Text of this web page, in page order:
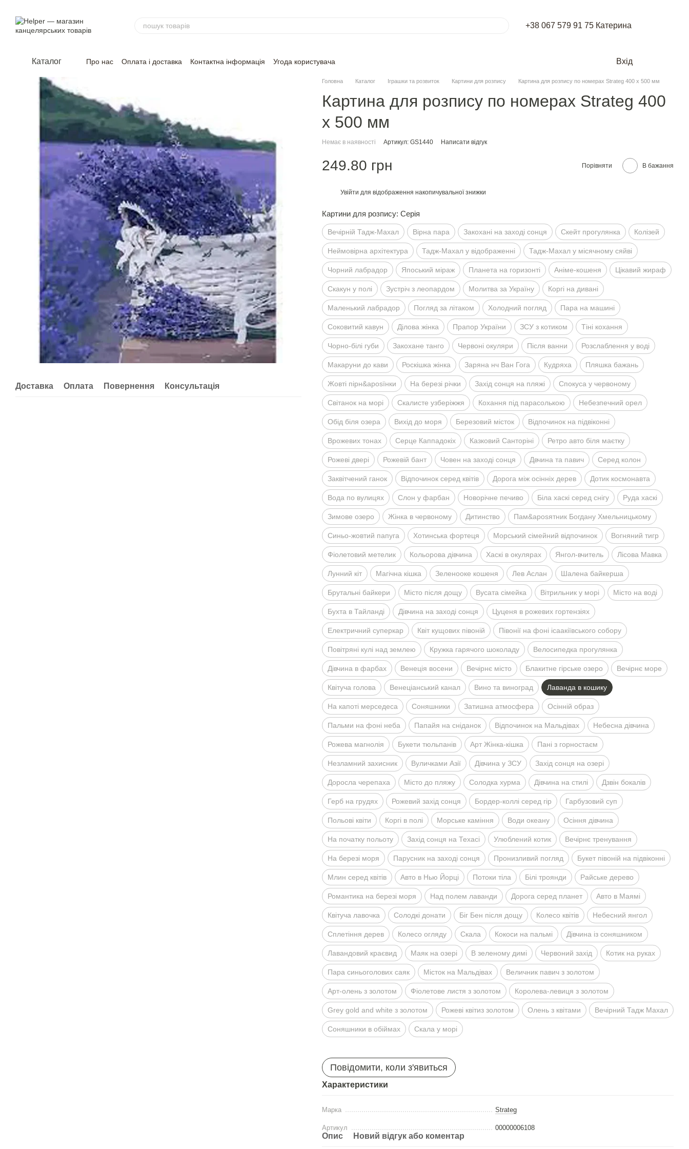
+38 067 579 91 75 Катерина
Каталог Про нас Оплата і доставка Контактна інформація Угода користувача Вхід
Доставка Оплата Повернення Консультація
Головна Каталог Іграшки та розвиток Картини для розпису Картина для розпису по номерах Strateg 400 х 500 мм
Картина для розпису по номерах Strateg 400
х 500 мм
Немає в наявності Артикул: GS1440 Написати відгук
249.80 грн Порівняти В бажання
Увійти для відображення накопичувальної знижки
Картини для розпису: Серія
Вечiрнiй Тадж-Махал Вiрна пара Закоханi на заходi сонця Скейт прогулянка Колiзей
Неймовiрна архiтектура Тадж-Махал у вiдображеннi Тадж-Махал у мiсячному сяйвi
Чорний лабрадор Япоський мiраж Планета на горизонтi Анiме-кошеня Цiкавий жираф
Скакун у полi Зустрiч з леопардом Молитва за Україну Коргi на диванi
Маленький лабрадор Погляд за лiтаком Холодний погляд Пара на машинi
Соковитий кавун Дiлова жiнка Прапор України ЗСУ з котиком Тiнi кохання
Чорно-бiлi губи Закохане танго Червонi окуляри Пiсля ванни Розслаблення у водi
Макаруни до кави Роскiшка жiнка Заряна нч Ван Гога Кудряха Пляшка бажань
Жовтi пiрн&aposїнки На березi рiчки Захiд сонця на пляжi Спокуса у червоному
Свiтанок на морi Скалисте узберiжжя Кохання пiд парасолькою Небезпечний орел
Обiд бiля озера Вихiд до моря Березовий мiсток Вiдпочинок на пiдвiконнi
Врожевих тонах Серце Каппадокiх Казковий Санторiнi Ретро авто бiля маєтку
Рожевi дверi Рожевiй бант Човен на заходi сонця Двчина та павич Серед колон
Заквiтчений ганок Вiдпочинок серед квiтiв Дорога мiж осiннiх дерев Дотик космонавта
Вода по вулицях Слон у фарбан Новорiчне печиво Бiла хаскi серед снiгу Руда хаскi
Зимове озеро Жiнка в червоному Дитинство Пам&aposятник Богдану Хмельницькому
Синьо-жовтий папуга Хотинська фортеця Морський сiмейний вiдпочинок Вогняний тигр
Фiолетовий метелик Кольорова дiвчина Хаскi в окулярах Янгол-вчитель Лiсова Мавка
Лунний кiт Магiчна кiшка Зеленооке кошеня Лев Аслан Шалена байкерша
Брутальнi байкери Мiсто пiсля дощу Вусата сiмейка Вiтрильник у морi Мiсто на водi
Бухта в Тайландi Дiвчина на заходi сонця Цуценя в рожевих гортензiях
Електричний суперкар Квiт кущових пiвонiй Пiвонiї на фонi iсаакiївського собору
Повiтрянi кулi над землею Кружка гарячого шоколаду Велосипедка прогулянка
Дiвчина в фарбах Венецiя восени Вечiрнє мiсто Блакитне гiрське озеро Вечiрнє море
Квiтуча голова Венецiанський канал Вино та виноград Лаванда в кошику
На капотi мерседеса Соняшники Затишна атмосфера Осiннiй образ
Пальми на фонi неба Папайя на снiданок Вiдпочинок на Мальдiвах Небесна дiвчина
Рожева магнолiя Букети тюльпанiв Арт Жiнка-кiшка Панi з горностаєм
Незламний захисник Вуличками Азiї Дiвчина у ЗСУ Захiд сонця на озерi
Доросла черепаха Мiсто до пляжу Солодка хурма Дiвчина на стилi Дзвiн бокалiв
Герб на грудях Рожевий захiд сонця Бордер-коллi серед гiр Гарбузовий суп
Польовi квiти Коргi в полi Морське камiння Води океану Осiння дiвчина
На початку польоту Захiд сонця на Техасi Улюблений котик Вечiрнє тренування
На березi моря Парусник на заходi сонця Пронизливий погляд Букет пiвонiй на пiдвiконнi
Млин серед квiтiв Авто в Нью Йорцi Потоки тiла Бiлi троянди Райське дерево
Романтика на березi моря Над полем лаванди Дорога серед планет Авто в Маямi
Квiтуча лавочка Солодкi донати Бiг Бен пiсля дощу Колесо квiтiв Небесний янгол
Сплетiння дерев Колесо огляду Скала Кокоси на пальмi Дiвчина iз соняшником
Лавандовий краєвид Маяк на озерi В зеленому димi Червоний захiд Котик на руках
Пара синьоголових саяк Мiсток на Мальдiвах Величник павич з золотом
Арт-олень з золотом Фiолетове листя з золотом Королева-левиця з золотом
Grey gold and white з золотом Рожевi квiтиз золотом Олень з квiтами Вечiрний Тадж Махал
Соняшники в обiймах Скала у морi
Повідомити, коли з'явиться
Характеристики
Марка Strateg
Артикул 00000006108
Опис Новий відгук або коментар